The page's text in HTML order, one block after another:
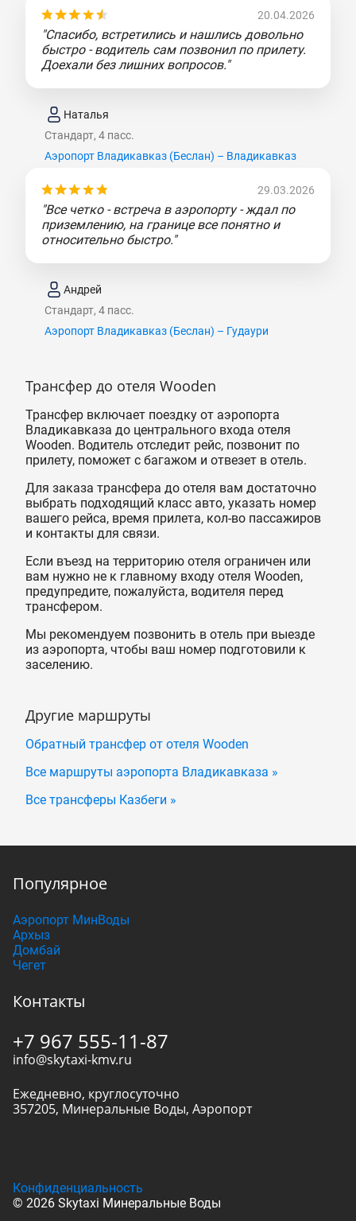
20.04.2026
"Спасибо, встретились и нашлись довольно
быстро - водитель сам позвонил по прилету.
Доехали без лишних вопросов."
Наталья
Стандарт, 4 пасс.
Аэропорт Владикавказ (Беслан) – Владикавказ
29.03.2026
"Все четко - встреча в аэропорту - ждал по
приземлению, на границе все понятно и
относительно быстро."
Андрей
Стандарт, 4 пасс.
Аэропорт Владикавказ (Беслан) – Гудаури
Трансфер до отеля Wooden
Трансфер включает поездку от аэропорта
Владикавказа до центрального входа отеля
Wooden. Водитель отследит рейс, позвонит по
прилету, поможет с багажом и отвезет в отель.
Для заказа трансфера до отеля вам достаточно
выбрать подходящий класс авто, указать номер
вашего рейса, время прилета, кол-во пассажиров
и контакты для связи.
Если въезд на территорию отеля ограничен или
вам нужно не к главному входу отеля Wooden,
предупредите, пожалуйста, водителя перед
трансфером.
Мы рекомендуем позвонить в отель при выезде
из аэропорта, чтобы ваш номер подготовили к
заселению.
Другие маршруты
Обратный трансфер от отеля Wooden
Все маршруты аэропорта Владикавказа »
Все трансферы Казбеги »
Популярное
Аэропорт МинВоды
Архыз
Домбай
Чегет
Контакты
+7 967 555-11-87
info@skytaxi-kmv.ru
Ежедневно, круглосуточно
357205, Минеральные Воды, Аэропорт
© 2026 Skytaxi Минеральные Воды
Конфиденциальность